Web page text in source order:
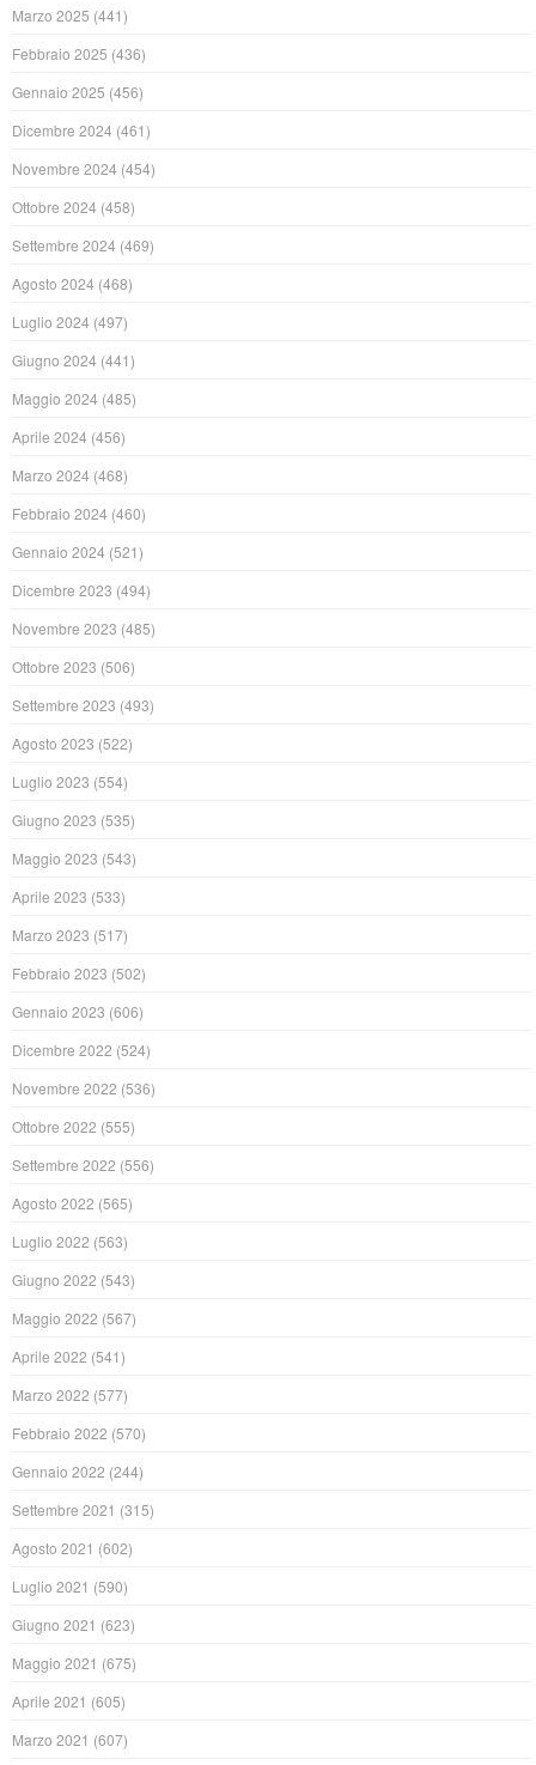
Marzo 2025 (441)
Febbraio 2025 (436)
Gennaio 2025 (456)
Dicembre 2024 (461)
Novembre 2024 (454)
Ottobre 2024 (458)
Settembre 2024 (469)
Agosto 2024 (468)
Luglio 2024 (497)
Giugno 2024 (441)
Maggio 2024 (485)
Aprile 2024 (456)
Marzo 2024 (468)
Febbraio 2024 (460)
Gennaio 2024 (521)
Dicembre 2023 (494)
Novembre 2023 (485)
Ottobre 2023 (506)
Settembre 2023 (493)
Agosto 2023 (522)
Luglio 2023 (554)
Giugno 2023 (535)
Maggio 2023 (543)
Aprile 2023 (533)
Marzo 2023 (517)
Febbraio 2023 (502)
Gennaio 2023 (606)
Dicembre 2022 (524)
Novembre 2022 (536)
Ottobre 2022 (555)
Settembre 2022 (556)
Agosto 2022 (565)
Luglio 2022 (563)
Giugno 2022 (543)
Maggio 2022 (567)
Aprile 2022 (541)
Marzo 2022 (577)
Febbraio 2022 (570)
Gennaio 2022 (244)
Settembre 2021 (315)
Agosto 2021 (602)
Luglio 2021 (590)
Giugno 2021 (623)
Maggio 2021 (675)
Aprile 2021 (605)
Marzo 2021 (607)